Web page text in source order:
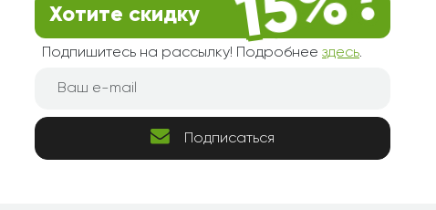
Хотите скидку
Подпишитесь на рассылку! Подробнее здесь.
Подписаться